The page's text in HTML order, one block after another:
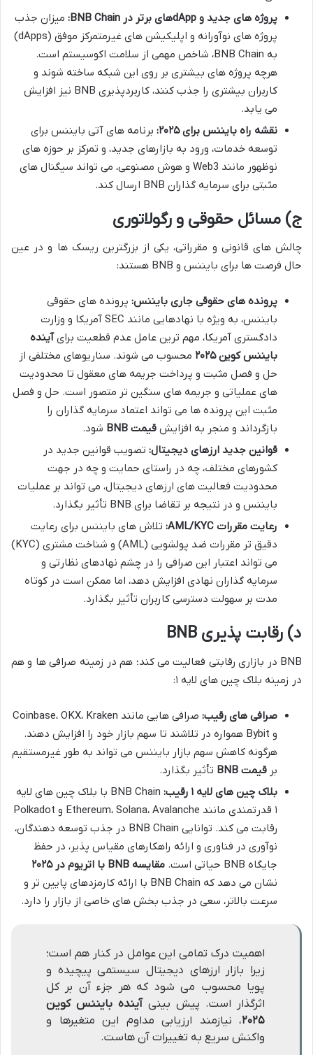
پروژه های جدید و dAppهای برتر در BNB Chain:
میزان جذب
پروژه های نوآورانه و اپلیکیشن های غیرمتمرکز موفق (dApps)
به BNB Chain، شاخص مهمی از سلامت اکوسیستم است.
هرچه پروژه های بیشتری بر روی این شبکه ساخته شوند و
کاربران بیشتری را جذب کنند، کاربردپذیری BNB نیز افزایش
می یابد.
نقشه راه بایننس برای ۲۰۲۵:
برنامه های آتی بایننس برای
توسعه خدمات، ورود به بازارهای جدید، و تمرکز بر حوزه های
نوظهور مانند Web3 و هوش مصنوعی، می تواند سیگنال های
مثبتی برای سرمایه گذاران BNB ارسال کند.
ج) مسائل حقوقی و رگولاتوری
چالش های قانونی و مقرراتی، یکی از بزرگترین ریسک ها و در عین
حال فرصت ها برای بایننس و BNB هستند:
پرونده های حقوقی جاری بایننس: پرونده های حقوقی
بایننس، به ویژه با نهادهایی مانند SEC آمریکا و وزارت
دادگستری آمریکا، مهم ترین عامل عدم قطعیت برایآینده
بایننس کوین ۲۰۲۵
محسوب می شوند. سناریوهای مختلفی از
حل و فصل مثبت و پرداخت جریمه های معقول تا محدودیت
های عملیاتی و جریمه های سنگین تر متصور است. حل و فصل
مثبت این پرونده ها می تواند اعتماد سرمایه گذاران را
بازگرداند و منجر به افزایش قیمت BNB
شود.
قوانین جدید ارزهای دیجیتال: تصویب قوانین جدید در
کشورهای مختلف، چه در راستای حمایت و چه در جهت
محدودیت فعالیت های ارزهای دیجیتال، می تواند بر عملیات
بایننس و در نتیجه بر تقاضا برای BNB تأثیر بگذارد.
رعایت مقررات AML/KYC:
تلاش های بایننس برای رعایت
دقیق تر مقررات ضد پولشویی (AML) و شناخت مشتری (KYC)
می تواند اعتبار این صرافی را در چشم نهادهای نظارتی و
سرمایه گذاران نهادی افزایش دهد، اما ممکن است در کوتاه
مدت بر سهولت دسترسی کاربران تأثیر بگذارد.
د) رقابت پذیری BNB
BNB در بازاری رقابتی فعالیت می کند؛ هم در زمینه صرافی ها و هم
در زمینه بلاک چین های لایه ۱:
صرافی های رقیب:
صرافی هایی مانند Coinbase، OKX، Kraken
و Bybit همواره در تلاشند تا سهم بازار خود را افزایش دهند.
هرگونه کاهش سهم بازار بایننس می تواند به طور غیرمستقیم
بر قیمت BNB
تأثیر بگذارد.
بلاک چین های لایه ۱ رقیب:
BNB Chain با بلاک چین های لایه
۱ قدرتمندی مانند Ethereum، Solana، Avalanche و Polkadot
رقابت می کند. توانایی BNB Chain در جذب توسعه دهندگان،
نوآوری در فناوری و ارائه راهکارهای مقیاس پذیر، در حفظ
جایگاه BNB حیاتی است.
مقایسه BNB با اتریوم در ۲۰۲۵
نشان می دهد که BNB Chain با ارائه کارمزدهای پایین تر و
سرعت بالاتر، سعی در جذب بخش های خاصی از بازار را دارد.
اهمیت درک تمامی این عوامل در کنار هم است؛
زیرا بازار ارزهای دیجیتال سیستمی پیچیده و
پویا محسوب می شود که هر جزء آن بر کل
اثرگذار است. پیش بینیآینده بایننس کوین
۲۰۲۵، نیازمند ارزیابی مداوم این متغیرها و
واکنش سریع به تغییرات آن هاست.